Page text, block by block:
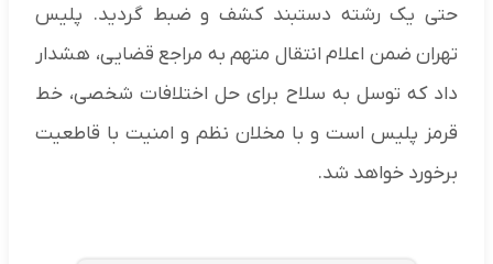
حتی یک رشته دستبند کشف و ضبط گردید. پلیس
تهران ضمن اعلام انتقال متهم به مراجع قضایی، هشدار
داد که توسل به سلاح برای حل اختلافات شخصی، خط
قرمز پلیس است و با مخلان نظم و امنیت با قاطعیت
برخورد خواهد شد.